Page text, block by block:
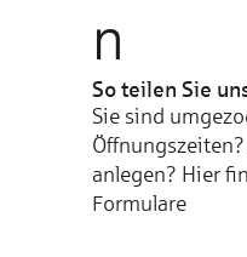
n
So teilen Sie
Sie sind
anlegen? Hier
Formulare